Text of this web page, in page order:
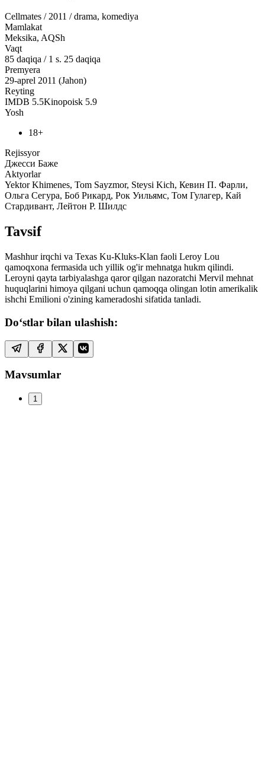
Cellmates / 2011 / drama, komediya
Mamlakat
Meksika, AQSh
Vaqt
85 daqiqa / 1 s. 25 daqiqa
Premyera
29-aprel 2011 (Jahon)
Reyting
IMDB 5.5Kinopoisk 5.9
Yosh
18+
Rejissyor
Джесси Баже
Aktyorlar
Yektor Khimenes, Tom Sayzmor, Steysi Kich, Кевин П. Фарли,
Ольга Сегура, Боб Рикард, Рок Уильямс, Том Гулагер, Кай
Стардивант, Лейтон Р. Шилдс
Tavsif
Mashhur irqchi va Texas Ku-Kluks-Klan faoli Leroy Lou
qamoqxona fermasida uch yillik og'ir mehnatga hukm qilindi.
Leroyni qayta tarbiyalashga qaror qilgan nazoratchi Mervil mehnat
huquqlarini himoya qilgani uchun qamoqqa olingan lotin amerikalik
ishchi Emilioni o'zining kameradoshi sifatida tanladi.
Do‘stlar bilan ulashish:
Mavsumlar
1